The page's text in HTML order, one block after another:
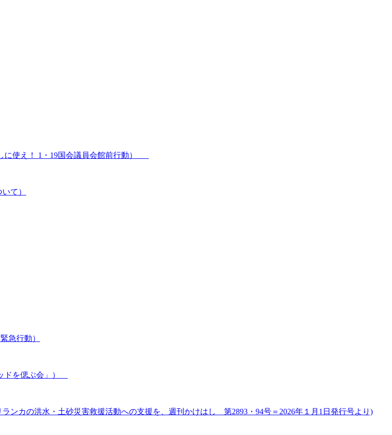
に使え！ 1・19国会議員会館前行動）
て）
急行動）
ドを偲ぶ会」）
ンカの洪水・土砂災害救援活動への支援を、週刊かけはし 第2893・94号＝2026年１月1日発行号より)